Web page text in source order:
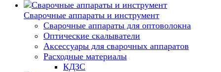
Сварочные аппараты и инструмент
Сварочные аппараты для оптоволокна
Оптические скалыватели
Аксессуары для сварочных аппаратов
Расходные материалы
КДЗС